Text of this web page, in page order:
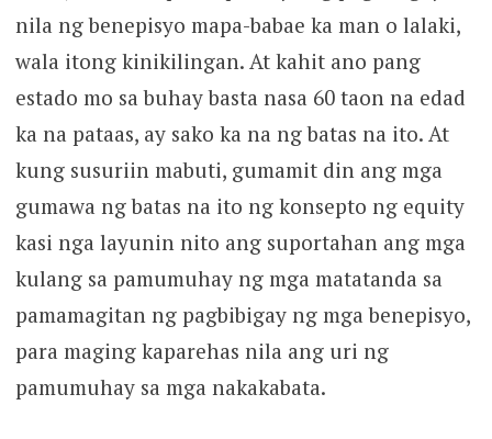
nila ng benepisyo mapa-babae ka man o lalaki,
wala itong kinikilingan. At kahit ano pang
estado mo sa buhay basta nasa 60 taon na edad
ka na pataas, ay sako ka na ng batas na ito. At
kung susuriin mabuti, gumamit din ang mga
gumawa ng batas na ito ng konsepto ng equity
kasi nga layunin nito ang suportahan ang mga
kulang sa pamumuhay ng mga matatanda sa
pamamagitan ng pagbibigay ng mga benepisyo,
para maging kaparehas nila ang uri ng
pamumuhay sa mga nakakabata.